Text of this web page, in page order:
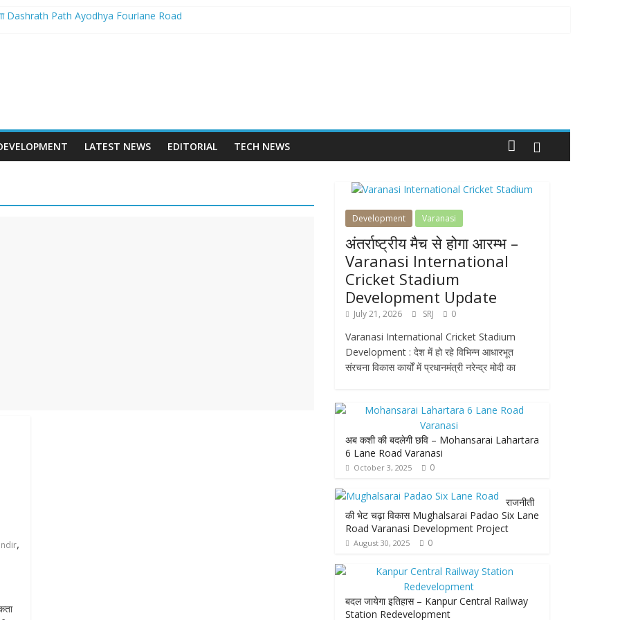
Dashrath Path Ayodhya Fourlane Road
Mohansarai Lahartara 6 Lane Road Varanasi
– Prayagraj 6 Lane Ganga Bridge
LATEST NEWS EDITORIAL TECH NEWS
,
Development Varanasi
अंतर्राष्ट्रीय मैच से होगा आरम्भ –
Varanasi International
Cricket Stadium
Development Update
July 21, 2026 SRJ 0
Varanasi International Cricket Stadium
Development : देश में हो रहे विभिन्न आधारभूत
संरचना विकास कार्यों में प्रधानमंत्री नरेन्द्र मोदी का
अब कशी की बदलेगी छवि – Mohansarai Lahartara
6 Lane Road Varanasi
October 3, 2025 0
राजनीती
की भेट चढ़ा विकास Mughalsarai Padao Six Lane
Road Varanasi Development Project
August 30, 2025 0
बदल जायेगा इतिहास – Kanpur Central Railway
Station Redevelopment